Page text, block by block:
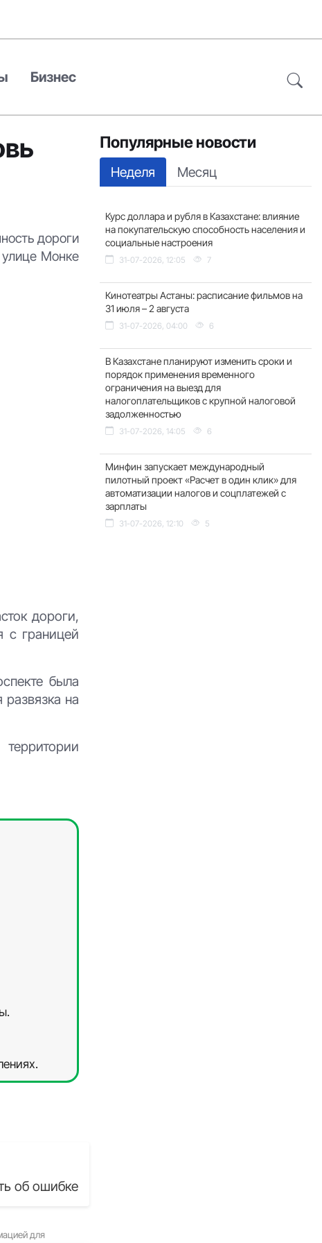
Бизнес
дороги
улице Монке
дороги,
с границей
была
на
об ошибке
для
Популярные новости
Неделя Месяц
Курс доллара и рубля в Казахстане: влияние
на покупательскую способность населения и
социальные настроения
31-07-2026, 12:05 7
Кинотеатры Астаны: расписание фильмов на
31 июля – 2 августа
31-07-2026, 04:00 6
В Казахстане планируют изменить сроки и
порядок применения временного
ограничения на выезд для
налогоплательщиков с крупной налоговой
задолженностью
31-07-2026, 14:05 6
Минфин запускает международный
пилотный проект «Расчет в один клик» для
автоматизации налогов и соцплатежей с
зарплаты
31-07-2026, 12:10 5